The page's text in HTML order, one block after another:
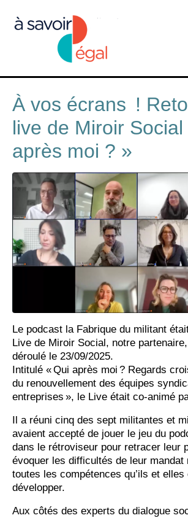
À vos écrans !
live de Miroir Social
après moi ? »
Le podcast la Fabrique du militant
Live de Miroir Social, notre
déroulé le 23/09/2025.
Intitulé « Qui après moi ? Regards
du renouvellement des équipes
entreprises », le Live était co-animé
Il a réuni cinq des sept militantes et
avaient accepté de jouer le jeu du
dans le rétroviseur pour retracer leur
évoquer les difficultés de leur mandat
toutes les compétences qu’ils et elles
développer.
Aux côtés des experts du dialogue